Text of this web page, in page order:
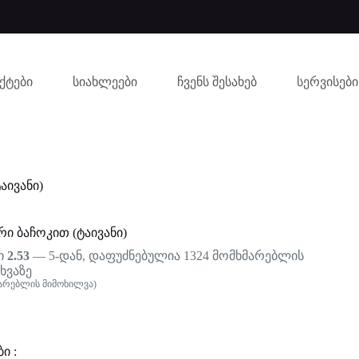
სიახლეები ჩვენს შესახებ სერვისები
ბაჩოკით (ტაივანი)
2.53— 5-დან, დაფუძნებულია 1324მომხმარებლის
მიმოხილვა)
: